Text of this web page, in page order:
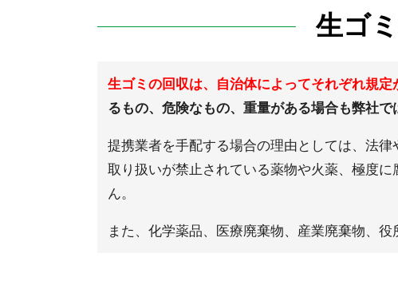
生ゴ
生ゴミの回収は、自治体によってそれぞれ規
るもの、危険なもの、重量がある場合も弊社
提携業者を手配する場合の理由としては、法
取り扱いが禁止されている薬物や火薬、極度
ん。
また、化学薬品、医療廃棄物、産業廃棄物、